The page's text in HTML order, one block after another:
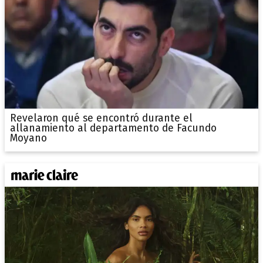
Revelaron qué se encontró durante el
allanamiento al departamento de Facundo
Moyano